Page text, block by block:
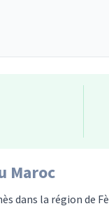
Maroc
dans la région de